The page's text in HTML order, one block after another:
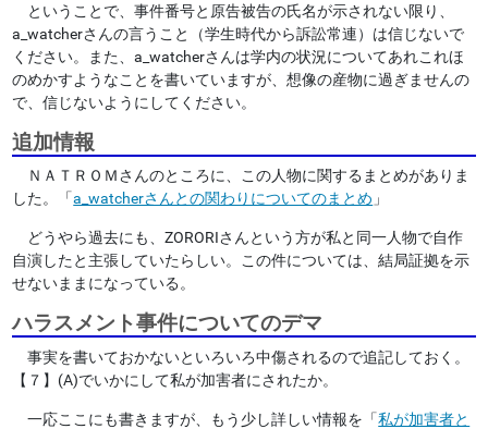
ということで、事件番号と原告被告の氏名が示されない限り、
a_watcherさんの言うこと（学生時代から訴訟常連）は信じないで
ください。また、a_watcherさんは学内の状況についてあれこれほ
のめかすようなことを書いていますが、想像の産物に過ぎませんの
で、信じないようにしてください。
追加情報
ＮＡＴＲＯＭさんのところに、この人物に関するまとめがありま
した。「a_watcherさんとの関わりについてのまとめ 」
どうやら過去にも、ZORORIさんという方が私と同一人物で自作
自演したと主張していたらしい。この件については、結局証拠を示
せないままになっている。
ハラスメント事件についてのデマ
事実を書いておかないといろいろ中傷されるので追記しておく。
【７】(A)でいかにして私が加害者にされたか。
一応ここにも書きますが、もう少し詳しい情報を「私が加害者と